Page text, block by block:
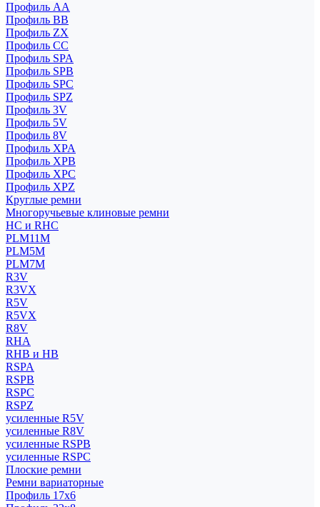
Профиль АА
Профиль BB
Профиль ZX
Профиль CC
Профиль SPA
Профиль SPB
Профиль SPC
Профиль SPZ
Профиль 3V
Профиль 5V
Профиль 8V
Профиль XPA
Профиль XPB
Профиль XPC
Профиль XPZ
Круглые ремни
Многоручьевые клиновые ремни
HC и RHC
PLM11M
PLM5M
PLM7M
R3V
R3VX
R5V
R5VX
R8V
RHA
RHB и HB
RSPA
RSPB
RSPC
RSPZ
усиленные R5V
усиленные R8V
усиленные RSPB
усиленные RSPC
Плоские ремни
Ремни вариаторные
Профиль 17x6